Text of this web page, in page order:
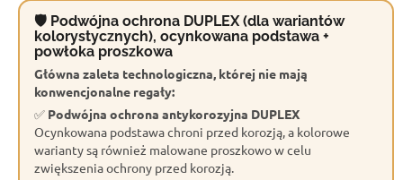
🛡 Podwójna ochrona DUPLEX (dla wariantów
kolorystycznych), ocynkowana podstawa +
powłoka proszkowa
Główna zaleta technologiczna, której nie mają
konwencjonalne regały:
✅ Podwójna ochrona antykorozyjna DUPLEX
Ocynkowana podstawa chroni przed korozją, a kolorowe
warianty są również malowane proszkowo w celu
zwiększenia ochrony przed korozją.